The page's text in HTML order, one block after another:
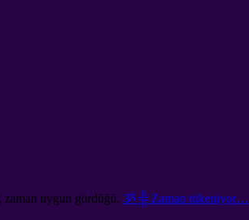
zaman uygun gördüğü. ૐ ╬ Zaman tükeniyor…